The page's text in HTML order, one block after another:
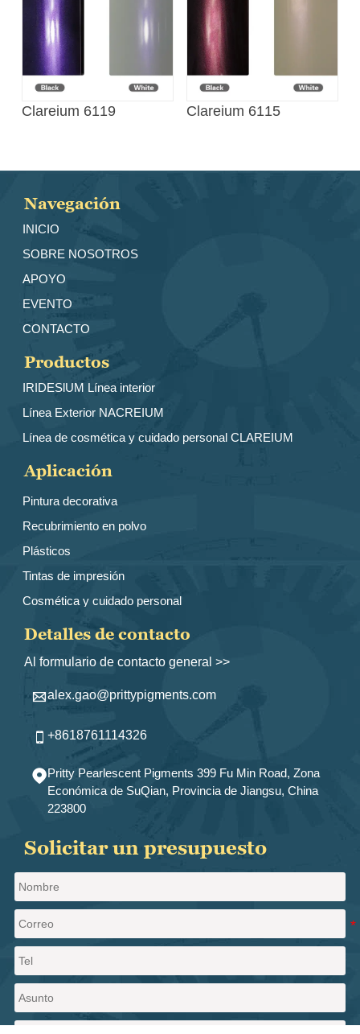
Clareium 6119 Clareium 6115
Navegación
INICIO
SOBRE NOSOTROS
APOYO
EVENTO
CONTACTO
Productos
IRIDESlUM Línea interior
Línea Exterior NACREIUM
Línea de cosmética y cuidado personal CLAREIUM
Aplicación
Pintura decorativa
Recubrimiento en polvo
Plásticos
Tintas de impresión
Cosmética y cuidado personal
Detalles de contacto
Al formulario de contacto general >>
alex.gao@prittypigments.com
+8618761114326
Pritty Pearlescent Pigments 399 Fu Min Road, Zona
Económica de SuQian, Provincia de Jiangsu, China
223800
Solicitar un presupuesto